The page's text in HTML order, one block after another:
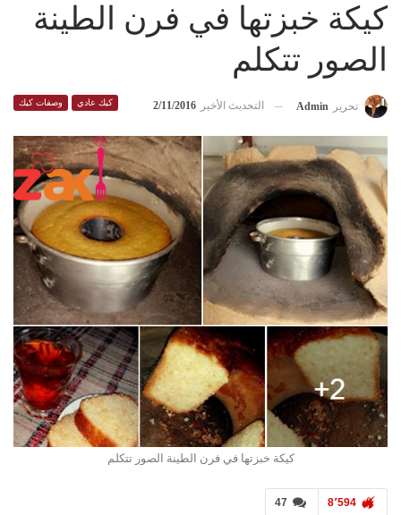
كيكة خبزتها في فرن الطينة
الصور تتكلم
كيك عادي وصفات كيك تحرير Admin التحديث الأخير 2/11/2016
كيكة خبزتها في فرن الطينة الصور تتكلم
47 8٬594